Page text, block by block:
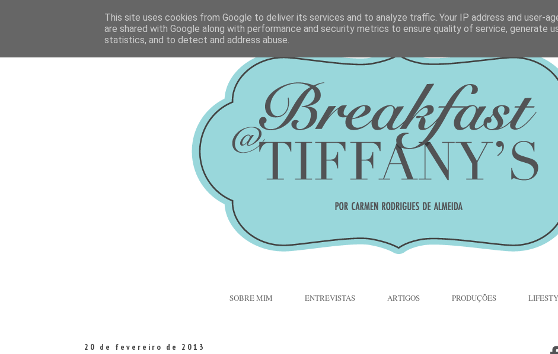
SOBRE MIM ENTREVISTAS ARTIGOS PRODUÇÕES
20 de fevereiro de 2013
This site uses cookies from Google to deliver its services and to analyze traffic. Your IP address and user-
are shared with Google along with performance and security metrics to ensure quality of service, generate
statistics, and to detect and address abuse.